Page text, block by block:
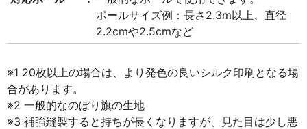
ポールサイズ例：長さ2.3m以上、直径
2.2cmや2.5cmなど
※1 20枚以上の場合は、より発色の良いシルク印刷となる場
合があります。
※2 一般的なのぼり旗の生地
※3 補強縫製すると持ちが長くなりますが、見た目は少し悪